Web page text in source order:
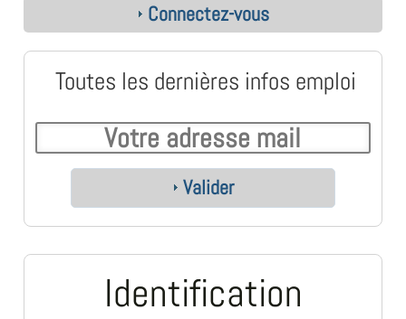
Connectez-vous
Toutes les dernières infos emploi
Valider
Identification